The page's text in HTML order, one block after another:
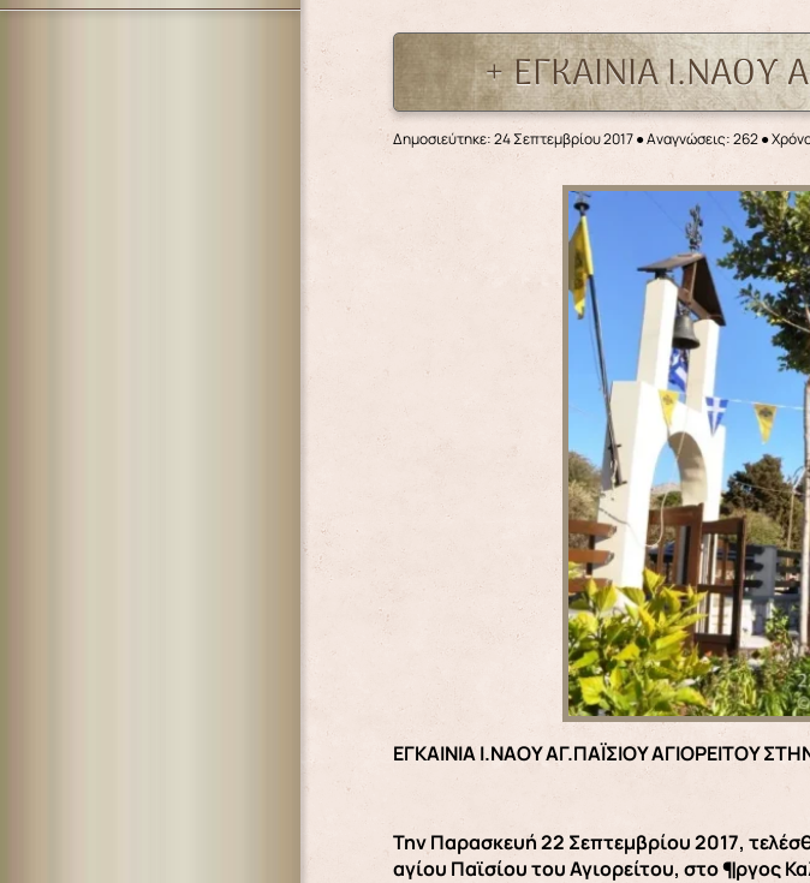
+ ΕΓΚΑΙΝΙΑ Ι.ΝΑΟΥ
Δημοσιεύτηκε: 24 Σεπτεμβρίου 2017●Αναγνώσεις: 262●
ΕΓΚΑΙΝΙΑ Ι.ΝΑΟΥ ΑΓ.ΠΑΪΣΙΟΥ ΑΓΙΟΡΕΙΤΟΥ
Την Παρασκευή 22 Σεπτεμβρίου 2017,
αγίου Παϊσίου του Αγιορείτου, στο ¶ργος